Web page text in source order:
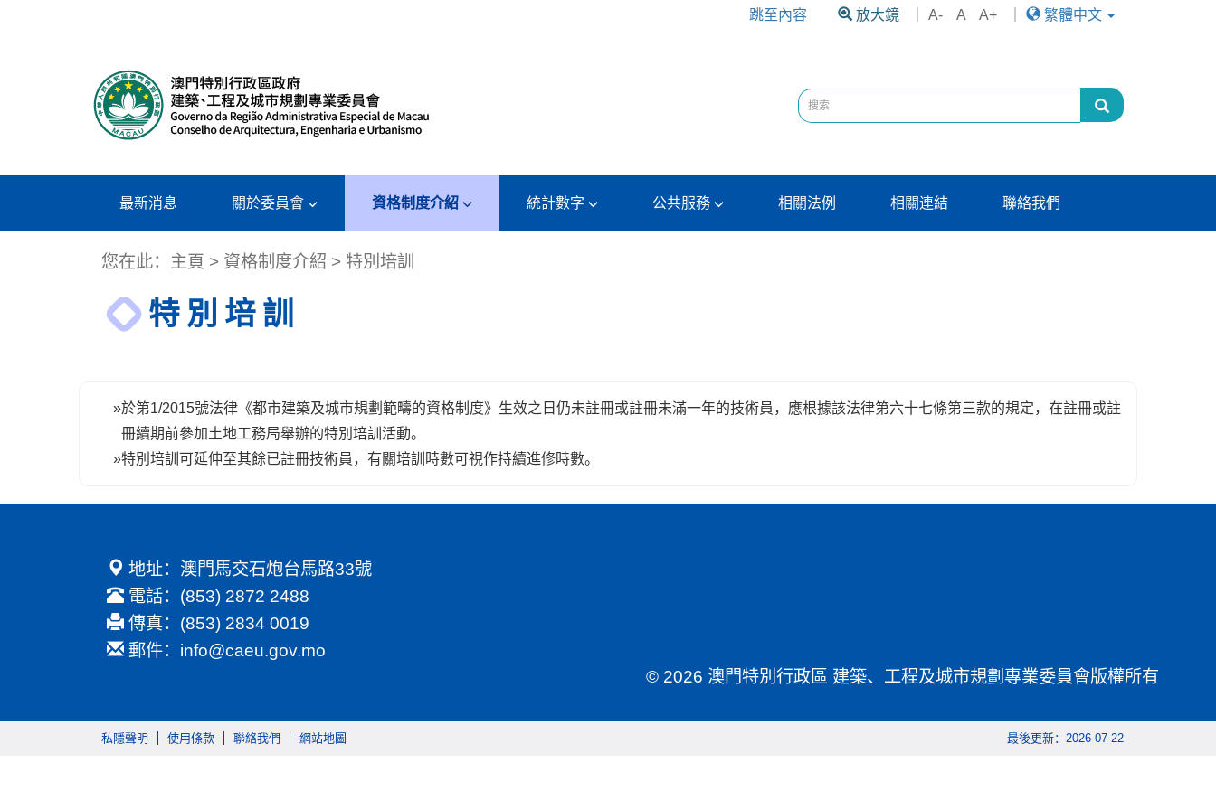
跳至內容 放大鏡 A- A A+ 繁體中文
最新消息 關於委員會 資格制度介紹 統計數字 公共服務 相關法例 相關連結 聯絡我們
您在此： 主頁 > 資格制度介紹 > 特別培訓
特別培訓
»於第1/2015號法律《都市建築及城市規劃範疇的資格制度》生效之日仍未註冊或註冊未滿一年的技術員，應根據該法律第六十七條第三款的規定，在註冊或註
冊續期前參加土地工務局舉辦的特別培訓活動。
»特別培訓可延伸至其餘已註冊技術員，有關培訓時數可視作持續進修時數。
地址：澳門馬交石炮台馬路33號
電話：(853) 2872 2488
傳真：(853) 2834 0019
郵件： info@caeu.gov.mo
© 2026 澳門特別行政區 建築、工程及城市規劃專業委員會版權所有
私隱聲明 使用條款 聯絡我們 網站地圖 最後更新：2026-07-22